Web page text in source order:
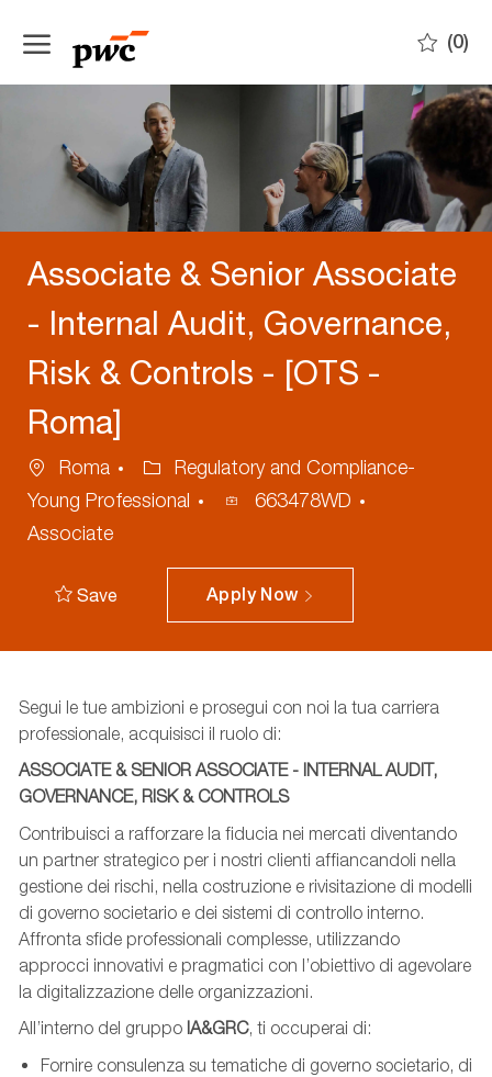
(0)
Associate & Senior Associate
- Internal Audit, Governance,
Risk & Controls - [OTS -
Roma]
Location
Roma Category
Regulatory and Compliance-
Young Professional
Process
663478WD
Associate
Save Apply Now
Segui le tue ambizioni e prosegui con noi la tua carriera
professionale, acquisisci il ruolo di:
ASSOCIATE & SENIOR ASSOCIATE - INTERNAL AUDIT,
GOVERNANCE, RISK & CONTROLS
Contribuisci a rafforzare la fiducia nei mercati diventando
un partner strategico per i nostri clienti affiancandoli nella
gestione dei rischi, nella costruzione e rivisitazione di modelli
di governo societario e dei sistemi di controllo interno.
Affronta sfide professionali complesse, utilizzando
approcci innovativi e pragmatici con l’obiettivo di agevolare
la digitalizzazione delle organizzazioni.
All’interno del gruppo IA&GRC, ti occuperai di:
Fornire consulenza su tematiche di governo societario, di